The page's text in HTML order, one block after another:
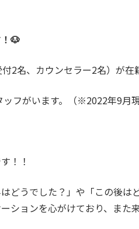
🐶
2名、カウンセラー2名）が在
フがいます。（※2022年9月現
！！
どうでした？」や「この後は
ションを心がけており、また